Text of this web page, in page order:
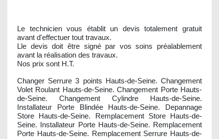
Le technicien vous établit un devis totalement gratuit
avant d'effectuer tout travaux.
Lle devis doit être signé par vos soins préalablement
avant la réalisation des travaux.
Nos prix sont H.T.
Changer Serrure 3 points Hauts-de-Seine. Changement
Volet Roulant Hauts-de-Seine. Changement Porte Hauts-
de-Seine. Changement Cylindre Hauts-de-Seine.
Installateur Porte Blindée Hauts-de-Seine. Depannage
Store Hauts-de-Seine. Remplacement Store Hauts-de-
Seine. Installateur Porte Hauts-de-Seine. Remplacement
Porte Hauts-de-Seine. Remplacement Serrure Hauts-de-